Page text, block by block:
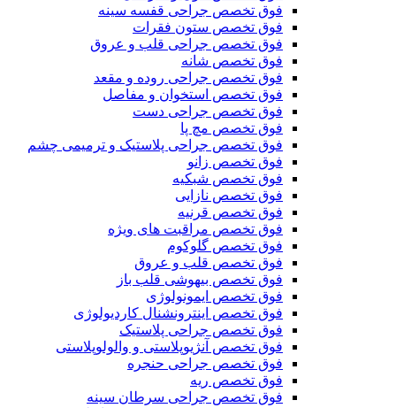
فوق تخصص جراحی قفسه سینه
فوق تخصص ستون فقرات
فوق تخصص جراحی قلب و عروق
فوق تخصص شانه
فوق تخصص جراحی روده و مقعد
فوق تخصص استخوان و مفاصل
فوق تخصص جراحی دست
فوق تخصص مچ پا
فوق تخصص جراحی پلاستیک و ترمیمی چشم
فوق تخصص زانو
فوق تخصص شبکیه
فوق تخصص نازایی
فوق تخصص قرنیه
فوق تخصص مراقبت های ویژه
فوق تخصص گلوکوم
فوق تخصص قلب و عروق
فوق تخصص بیهوشی قلب باز
فوق تخصص ایمونولوژی
فوق تخصص اینترونشنال کاردیولوژی
فوق تخصص جراحی پلاستیک
فوق تخصص آنژیوپلاستی و والولوپلاستی
فوق تخصص جراحی حنجره
فوق تخصص ریه
فوق تخصص جراحی سرطان سینه